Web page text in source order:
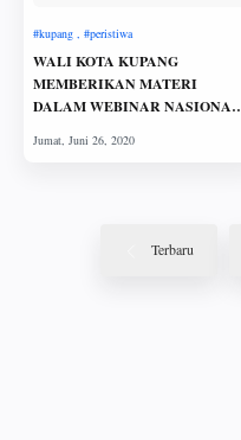
WALI KOTA KUPANG
MEMBERIKAN MATERI
DALAM WEBINAR NASIONAL
Terbaru